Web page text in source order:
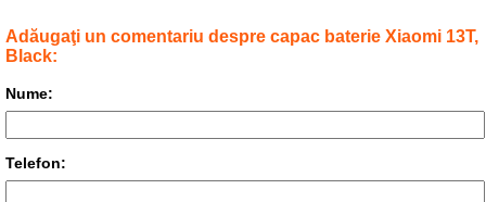
Adăugaţi un comentariu despre capac baterie Xiaomi 13T,
Black:
Nume:
Telefon: